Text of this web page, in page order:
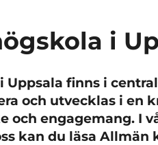
i
finns i
och utvecklas i en
och engagemang. I
kan du läsa Allmän